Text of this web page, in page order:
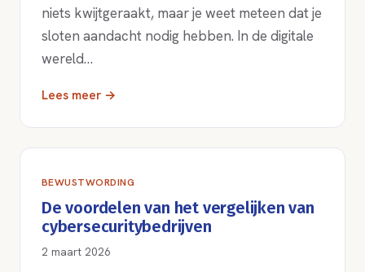
niets kwijtgeraakt, maar je weet meteen dat je
sloten aandacht nodig hebben. In de digitale
wereld…
Lees meer →
BEWUSTWORDING
De voordelen van het vergelijken van
cybersecuritybedrijven
2 maart 2026